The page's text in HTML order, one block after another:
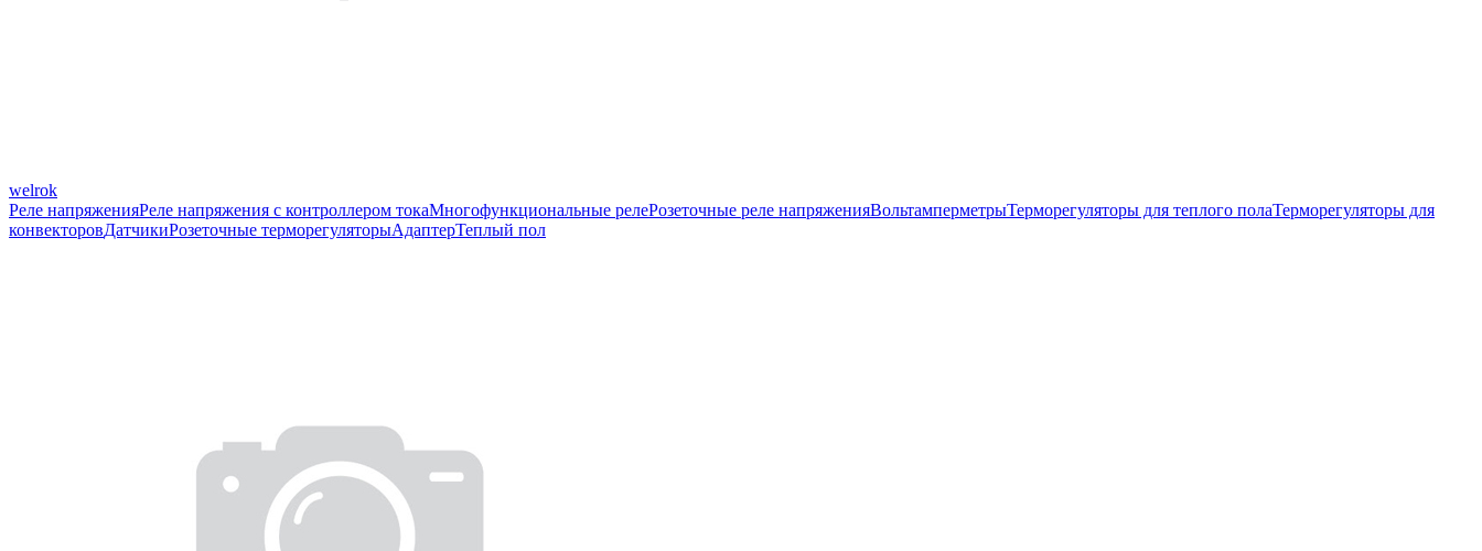
welrok
Реле напряженияРеле напряжения с контроллером токаМногофункциональные релеРозеточные реле напряженияВольтамперметрыТерморегуляторы для теплого полаТерморегуляторы для
конвекторовДатчикиРозеточные терморегуляторыАдаптерТеплый пол